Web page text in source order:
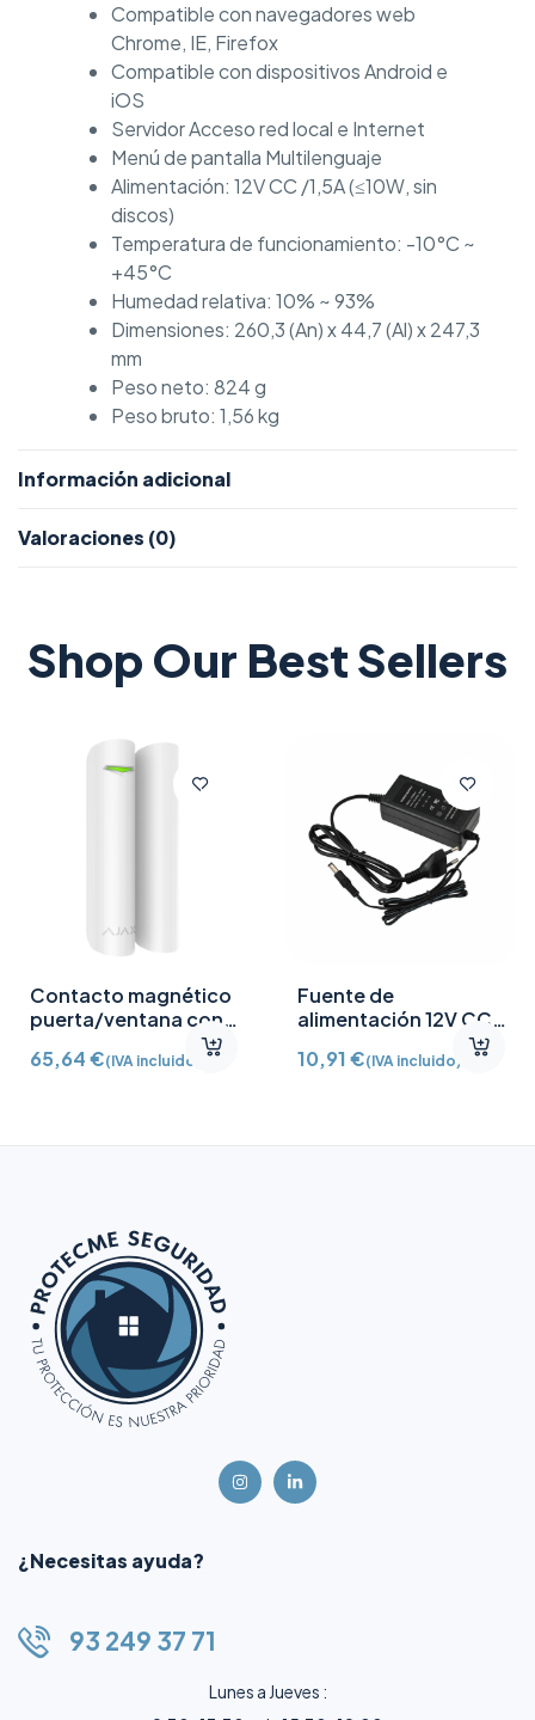
Compatible con navegadores web
Chrome, IE, Firefox
Compatible con dispositivos Android e
iOS
Servidor Acceso red local e Internet
Menú de pantalla Multilenguaje
Alimentación: 12V CC /1,5A (≤10W, sin
discos)
Temperatura de funcionamiento: -10°C ~
+45°C
Humedad relativa: 10% ~ 93%
Dimensiones: 260,3 (An) x 44,7 (Al) x 247,3
mm
Peso neto: 824 g
Peso bruto: 1,56 kg
Información adicional
Valoraciones (0)
Shop Our Best Sellers
Contacto magnético
puerta/ventana con
Detector vibración e
inclinación AJ-
65,64€(IVA incluido)
Fuente de
alimentación 12V CC
10,91€(IVA incluido)
¿Necesitas ayuda?
93 249 37 71
Lunes a Jueves :